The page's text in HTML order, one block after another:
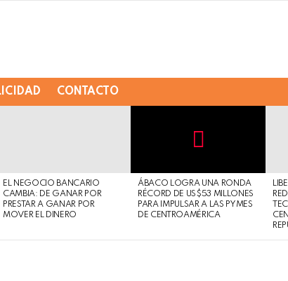
CONTACTO
EL NEGOCIO BANCARIO
CAMBIA: DE GANAR POR
PRESTAR A GANAR POR
MOVER EL DINERO
Safe
For
Work
view
this
post
ÁBACO LOGRA UNA RONDA
RÉCORD DE US$53 MILLONES
PARA IMPULSAR A LAS PYMES
DE CENTROAMÉRICA